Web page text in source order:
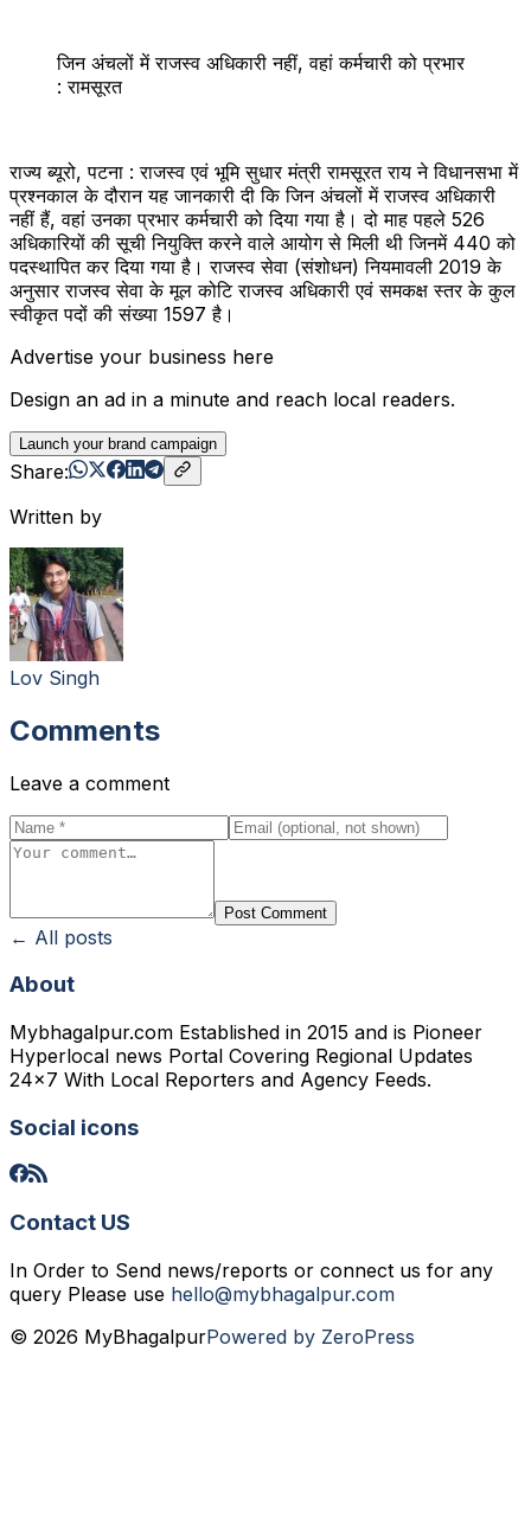
जिन अंचलों में राजस्व अधिकारी नहीं, वहां कर्मचारी को प्रभार
: रामसूरत
राज्य ब्यूरो, पटना : राजस्व एवं भूमि सुधार मंत्री रामसूरत राय ने विधानसभा में
प्रश्नकाल के दौरान यह जानकारी दी कि जिन अंचलों में राजस्व अधिकारी
नहीं हैं, वहां उनका प्रभार कर्मचारी को दिया गया है। दो माह पहले 526
अधिकारियों की सूची नियुक्ति करने वाले आयोग से मिली थी जिनमें 440 को
पदस्थापित कर दिया गया है। राजस्व सेवा (संशोधन) नियमावली 2019 के
अनुसार राजस्व सेवा के मूल कोटि राजस्व अधिकारी एवं समकक्ष स्तर के कुल
स्वीकृत पदों की संख्या 1597 है।
Advertise your business here
Design an ad in a minute and reach local readers.
Launch your brand campaign
Share:
Written by
Lov Singh
Comments
Leave a comment
Post Comment
← All posts
About
Mybhagalpur.com Established in 2015 and is Pioneer
Hyperlocal news Portal Covering Regional Updates
24x7 With Local Reporters and Agency Feeds.
Social icons
Contact US
In Order to Send news/reports or connect us for any
query Please use hello@mybhagalpur.com
© 2026 MyBhagalpurPowered by ZeroPress